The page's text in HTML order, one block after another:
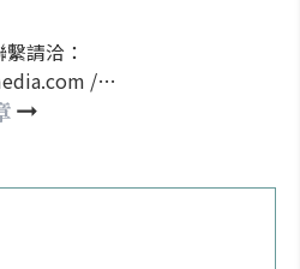
請洽：
/